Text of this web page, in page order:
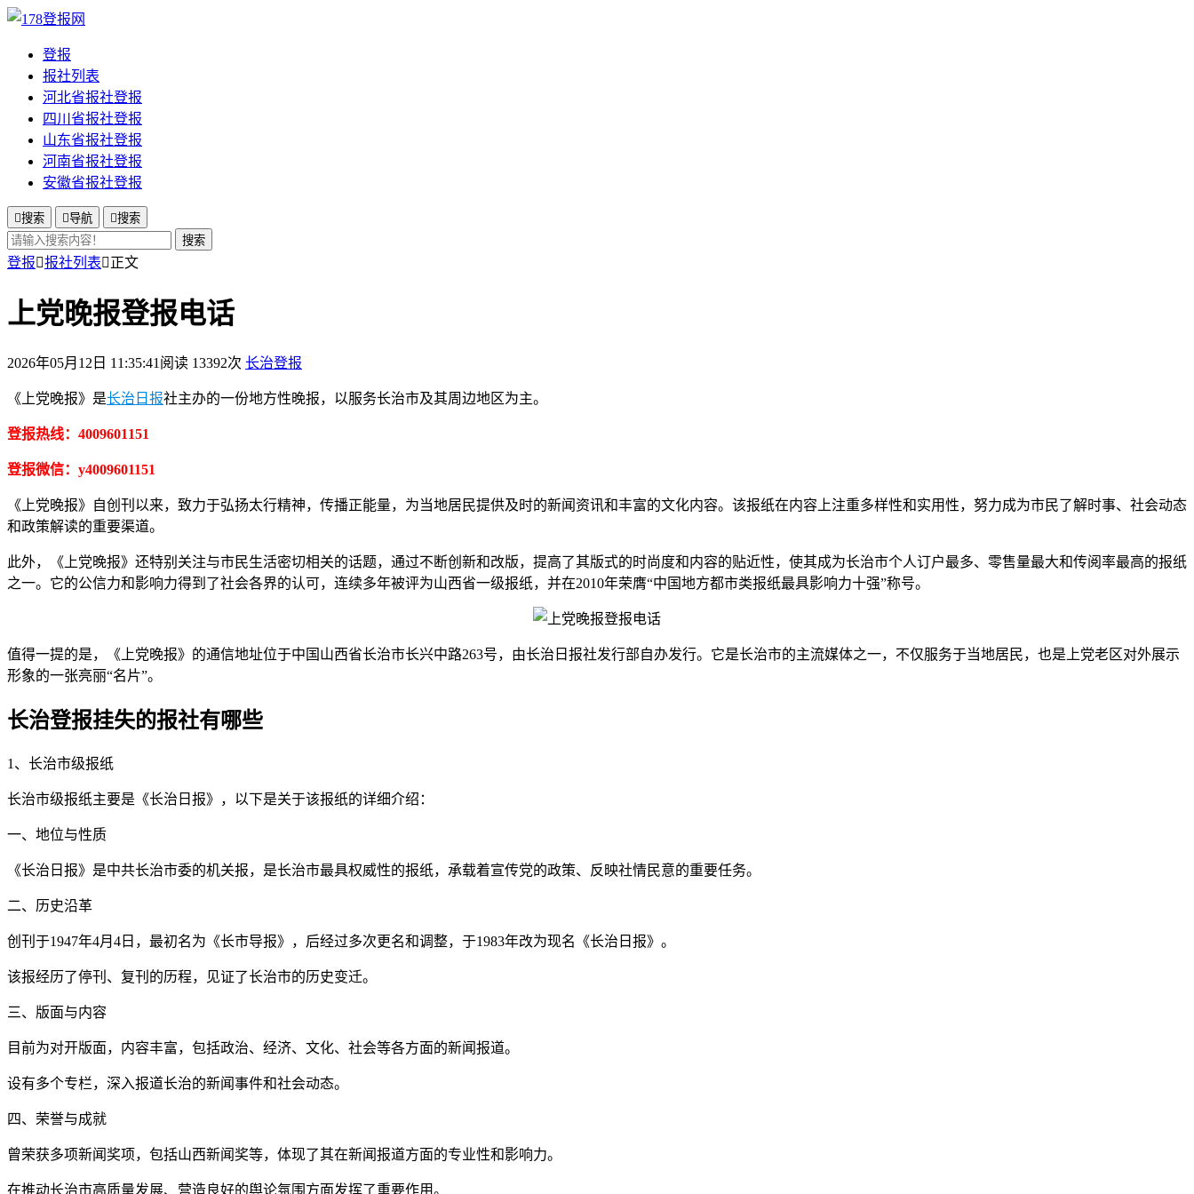
登报
报社列表
河北省报社登报
四川省报社登报
山东省报社登报
河南省报社登报
安徽省报社登报
搜索 导航 搜索
搜索
登报报社列表正文
上党晚报登报电话
2026年05月12日 11:35:41 阅读 13392次 长治登报
《上党晚报》是长治日报社主办的一份地方性晚报，以服务长治市及其周边地区为主。
登报热线：4009601151
登报微信：y4009601151
《上党晚报》自创刊以来，致力于弘扬太行精神，传播正能量，为当地居民提供及时的新闻资讯和丰富的文化内容。该报纸在内容上注重多样性和实用性，努力成为市民了解时事、社会动态
和政策解读的重要渠道。
此外，《上党晚报》还特别关注与市民生活密切相关的话题，通过不断创新和改版，提高了其版式的时尚度和内容的贴近性，使其成为长治市个人订户最多、零售量最大和传阅率最高的报纸
之一。它的公信力和影响力得到了社会各界的认可，连续多年被评为山西省一级报纸，并在2010年荣膺“中国地方都市类报纸最具影响力十强”称号。
值得一提的是，《上党晚报》的通信地址位于中国山西省长治市长兴中路263号，由长治日报社发行部自办发行。它是长治市的主流媒体之一，不仅服务于当地居民，也是上党老区对外展示
形象的一张亮丽“名片”。
长治登报挂失的报社有哪些
1、长治市级报纸
长治市级报纸主要是《长治日报》，以下是关于该报纸的详细介绍：
一、地位与性质
《长治日报》是中共长治市委的机关报，是长治市最具权威性的报纸，承载着宣传党的政策、反映社情民意的重要任务。
二、历史沿革
创刊于1947年4月4日，最初名为《长市导报》，后经过多次更名和调整，于1983年改为现名《长治日报》。
该报经历了停刊、复刊的历程，见证了长治市的历史变迁。
三、版面与内容
目前为对开版面，内容丰富，包括政治、经济、文化、社会等各方面的新闻报道。
设有多个专栏，深入报道长治的新闻事件和社会动态。
四、荣誉与成就
曾荣获多项新闻奖项，包括山西新闻奖等，体现了其在新闻报道方面的专业性和影响力。
在推动长治市高质量发展、营造良好的舆论氛围方面发挥了重要作用。